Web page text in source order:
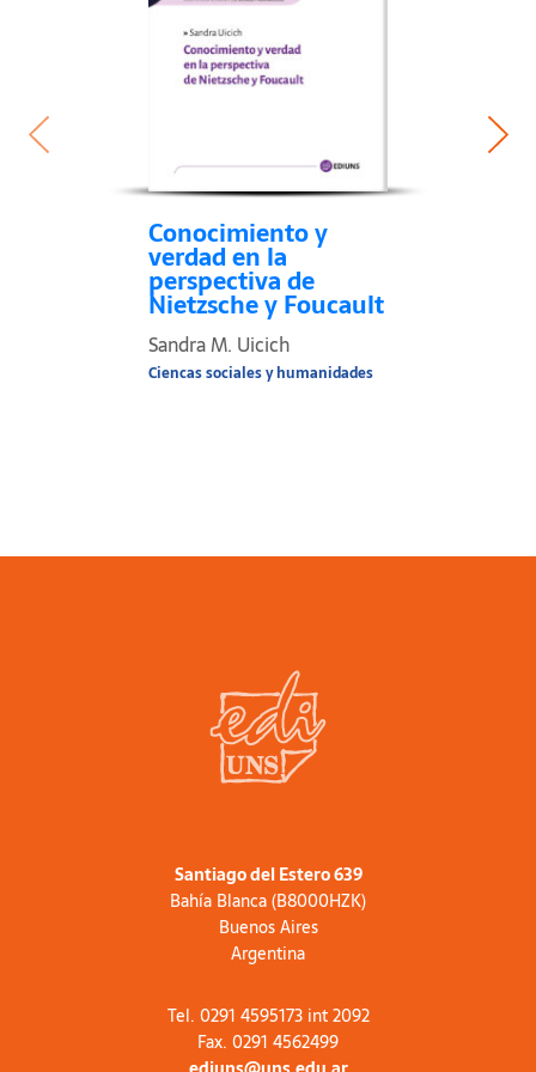
Conocimiento y
verdad en la
perspectiva de
Nietzsche y Foucault
Sandra M. Uicich
Ciencas sociales y humanidades
Santiago del Estero 639
Bahía Blanca (B8000HZK)
Buenos Aires
Argentina
Tel. 0291 4595173 int 2092
Fax. 0291 4562499